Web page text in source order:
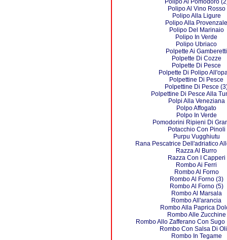
Polipo Al Pomodoro
Polipo Al Vino Rosso
Polipo Alla Ligure
Polipo Alla Provenzale
Polipo Del Marinaio
Polipo In Verde
Polipo Ubriaco
Polpette Ai Gamberetti
Polpette Di Cozze
Polpette Di Pesce
Polpette Di Polipo
Polpettine Di Pesce
Polpettine Di Pesce
Polpettine Di Pesce Alla
Polpi Alla Veneziana
Polpo Affogato
Polpo In Verde
Pomodorini Ripieni Di
Potacchio Con Pinoli
Purpu Vugghiutu
Rana Pescatrice Dell'adriatico
Razza Al Burro
Razza Con I Capperi
Rombo Ai Ferri
Rombo Al Forno
Rombo Al Forno (3)
Rombo Al Forno (5)
Rombo Al Marsala
Rombo All'arancia
Rombo Alla Paprica
Rombo Alle Zucchine
Rombo Allo Zafferano Con Sugo
Rombo Con Salsa Di
Rombo In Tegame